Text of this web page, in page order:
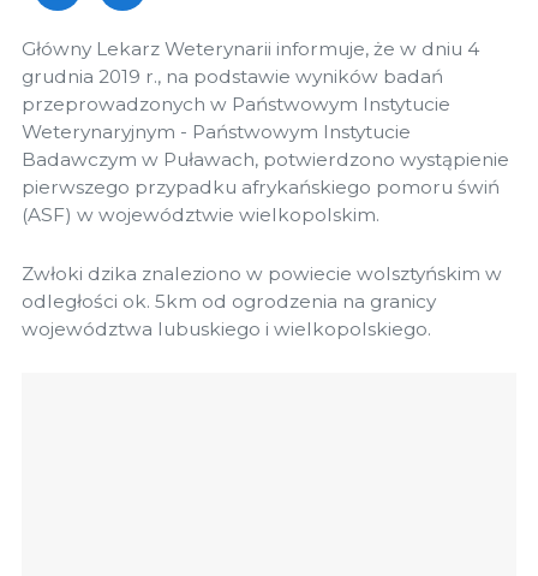
Główny Lekarz Weterynarii informuje, że w dniu 4
grudnia 2019 r., na podstawie wyników badań
przeprowadzonych w Państwowym Instytucie
Weterynaryjnym - Państwowym Instytucie
Badawczym w Puławach, potwierdzono wystąpienie
pierwszego przypadku afrykańskiego pomoru świń
(ASF) w województwie wielkopolskim.
Zwłoki dzika znaleziono w powiecie wolsztyńskim w
odległości ok. 5km od ogrodzenia na granicy
województwa lubuskiego i wielkopolskiego.